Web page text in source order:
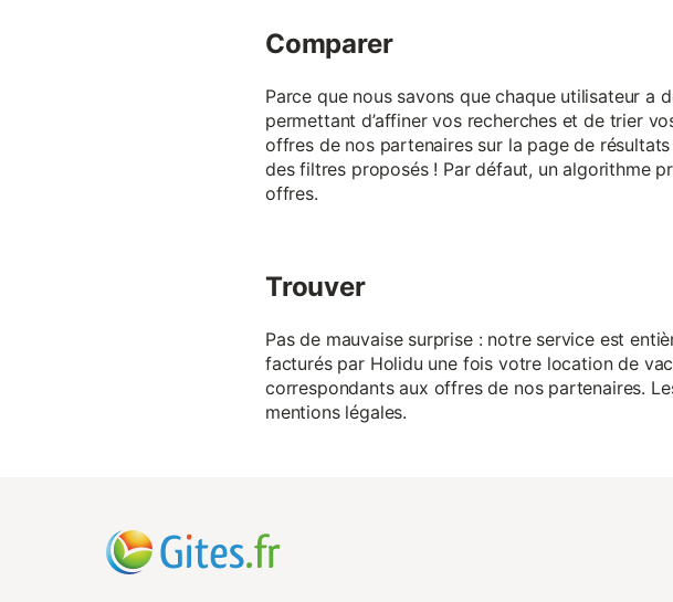
Comparer
Parce que nous savons que chaque utilisateur
permettant d’affiner vos recherches et de trier
offres de nos partenaires sur la page de
des filtres proposés ! Par défaut, un algorithme
offres.
Trouver
Pas de mauvaise surprise : notre service est
facturés par Holidu une fois votre location de
correspondants aux offres de nos partenaires.
mentions légales.